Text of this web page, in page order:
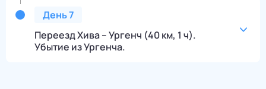
День7
Переезд Хива – Ургенч (40 км, 1 ч).
Убытие из Ургенча.